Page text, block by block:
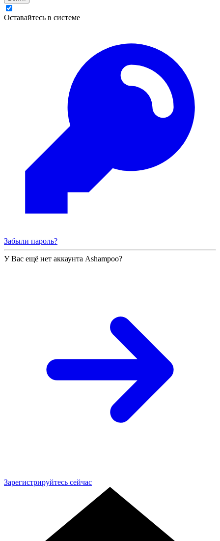
Оставайтесь в системе
Забыли пароль?
У Вас ещё нет аккаунта Ashampoo?
Зарегистрируйтесь сейчас